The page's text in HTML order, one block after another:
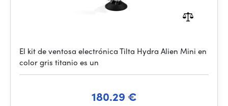
El kit de ventosa electrónica Tilta Hydra Alien Mini en
color gris titanio es un
180.29 €